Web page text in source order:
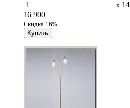
x
16 900
Скидка 16%